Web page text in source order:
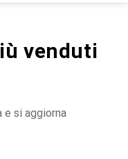
venduti
e si aggiorna